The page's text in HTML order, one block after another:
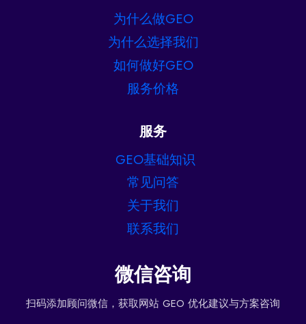
为什么做GEO
为什么选择我们
如何做好GEO
服务价格
服务
GEO基础知识
常见问答
关于我们
联系我们
微信咨询
扫码添加顾问微信，获取网站 GEO 优化建议与方案咨询